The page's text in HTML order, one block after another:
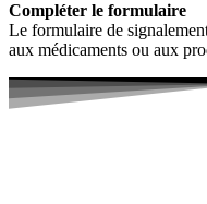
Compléter le formulaire
Le formulaire de
aux médicaments ou aux